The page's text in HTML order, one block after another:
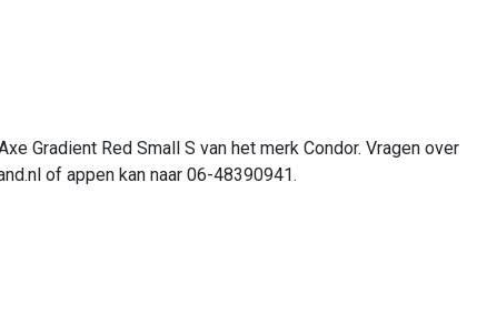
Gradient Red Small S van het merk Condor. Vragen over
of appen kan naar 06-48390941.